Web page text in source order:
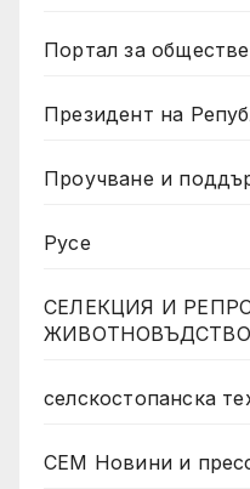
Портал за
Президент на
Проучване и
Русе
СЕЛЕКЦИЯ И
селскостопанска
СЕМ Новини и